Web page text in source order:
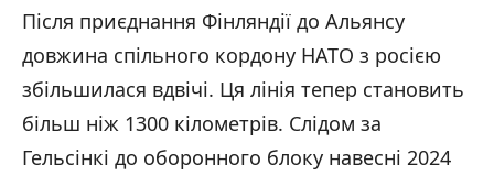
Після приєднання Фінляндії до Альянсу
довжина спільного кордону НАТО з росією
збільшилася вдвічі. Ця лінія тепер становить
більш ніж 1300 кілометрів. Слідом за
Гельсінкі до оборонного блоку навесні 2024